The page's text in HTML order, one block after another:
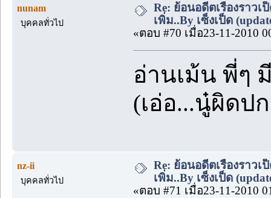
nunam
บุคคลทั่วไป
Re: ย้อนอดีตเรื่องราวเ
เพิ่ม..By เซ็งเป็ด
«ตอบ #70 เมื่อ23-11-2010
อ่านเม้น พี่ๆ
(เอ่อ...นู๋ผิดป
nz-ii
บุคคลทั่วไป
Re: ย้อนอดีตเรื่องราวเ
เพิ่ม..By เซ็งเป็ด
«ตอบ #71 เมื่อ23-11-2010